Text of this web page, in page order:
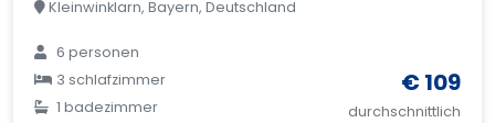
Kleinwinklarn, Bayern, Deutschland
6 personen
3 schlafzimmer
1 badezimmer
€ 109
durchschnittlich